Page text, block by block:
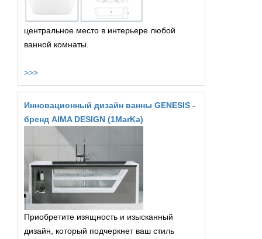
центральное место в интерьере любой
ванной комнаты.
>>>
Инновационный дизайн ванны GENESIS -
бренд AIMA DESIGN (1MarKa)
Приобретите изящность и изысканный
дизайн, который подчеркнет ваш стиль